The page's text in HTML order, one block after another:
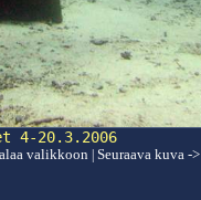
4-20.3.2006
valikkoon Seuraava kuva ->